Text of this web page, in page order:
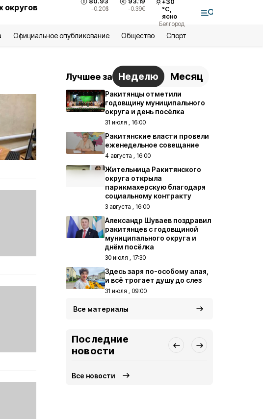
округов
-0.20$ -0.39€
°С,
ясно
Белгород
Официальное опубликование Общество Спорт
Лучшее за Неделю Месяц
Ракитянцы отметили
годовщину муниципального
округа и день посёлка
31 июля , 16:00
Ракитянские власти провели
еженедельное совещание
4 августа , 16:00
Жительница Ракитянского
округа открыла
парикмахерскую благодаря
социальному контракту
3 августа , 16:00
Александр Шуваев поздравил
ракитянцев с годовщиной
муниципального округа и
днём посёлка
30 июля , 17:30
Здесь заря по-особому алая,
и всё трогает душу до слез
31 июля , 09:00
Все материалы
Последние
новости
Все новости